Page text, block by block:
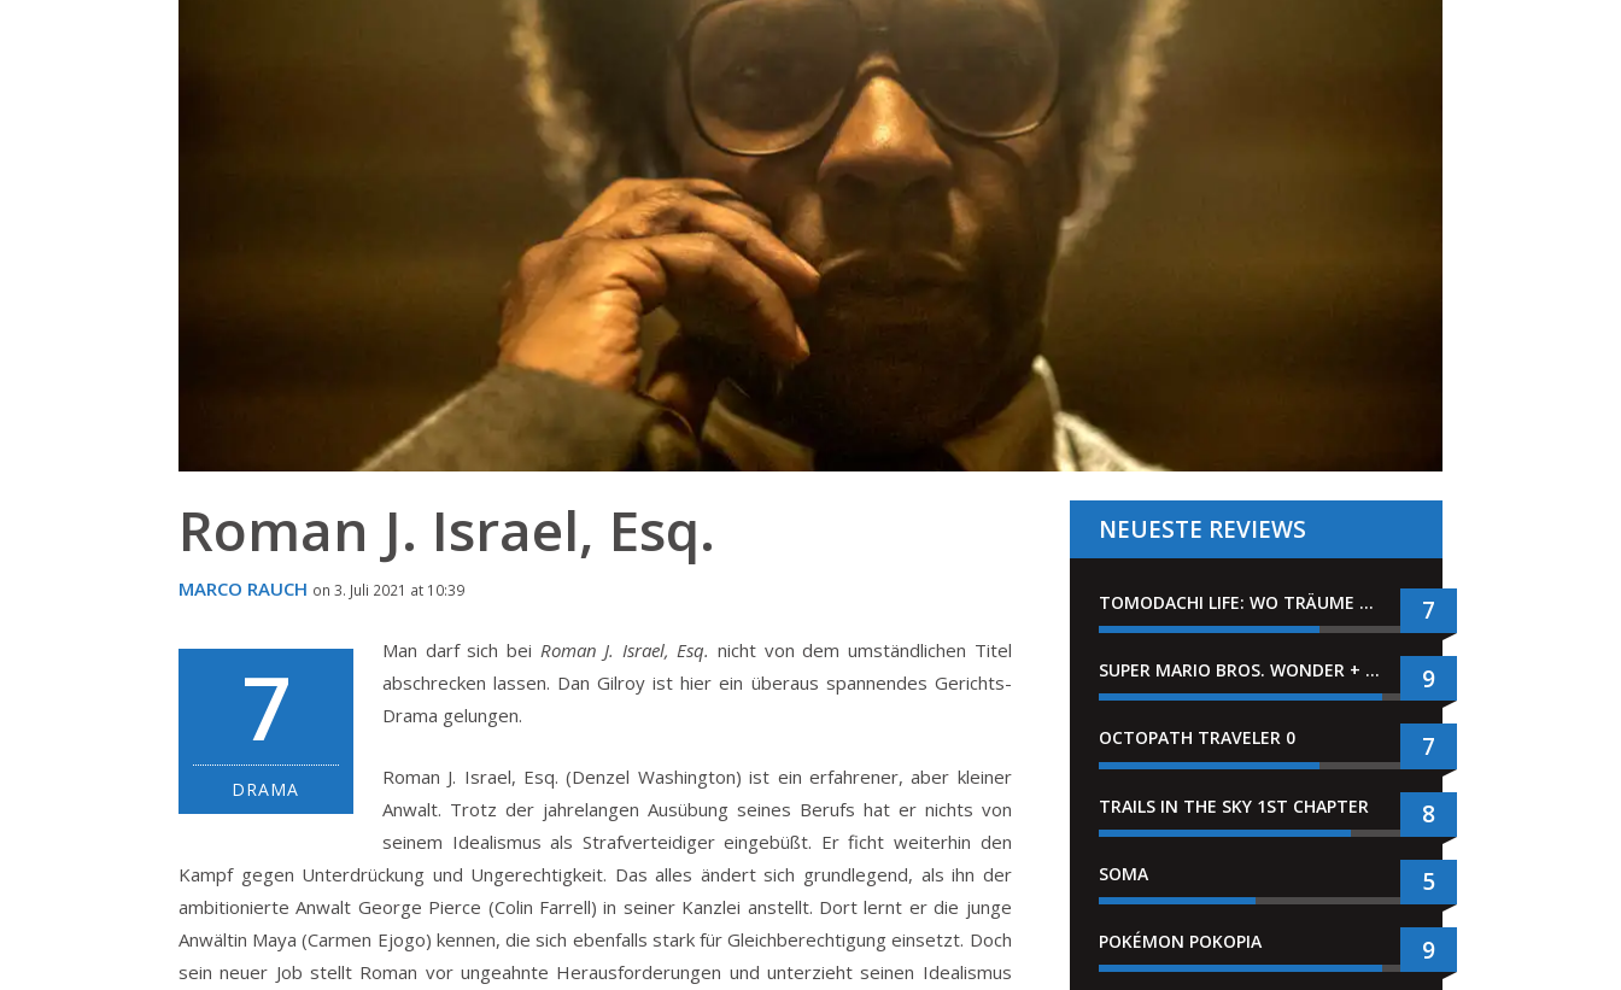
Roman J. Israel, Esq.
MARCO RAUCH on 3. Juli 2021 at 10:39
7
DRAMA
Man darf sich bei Roman J. Israel, Esq. nicht von dem umständlichen Titel
abschrecken lassen. Dan Gilroy ist hier ein überaus spannendes Gerichts-
Drama gelungen.
Roman J. Israel, Esq. (Denzel Washington) ist ein erfahrener, aber kleiner
Anwalt. Trotz der jahrelangen Ausübung seines Berufs hat er nichts von
seinem Idealismus als Strafverteidiger eingebüßt. Er ficht weiterhin den
Kampf gegen Unterdrückung und Ungerechtigkeit. Das alles ändert sich grundlegend, als ihn der
ambitionierte Anwalt George Pierce (Colin Farrell) in seiner Kanzlei anstellt. Dort lernt er die junge
Anwältin Maya (Carmen Ejogo) kennen, die sich ebenfalls stark für Gleichberechtigung einsetzt. Doch
sein neuer Job stellt Roman vor ungeahnte Herausforderungen und unterzieht seinen Idealismus
NEUESTE REVIEWS
TOMODACHI LIFE: WO TRÄUME WAHR WERDEN 7
SUPER MARIO BROS. WONDER + GEMEINSAM IM BELLABEL-PARK 9
OCTOPATH TRAVELER 0 7
TRAILS IN THE SKY 1ST CHAPTER 8
SOMA 5
POKÉMON POKOPIA 9